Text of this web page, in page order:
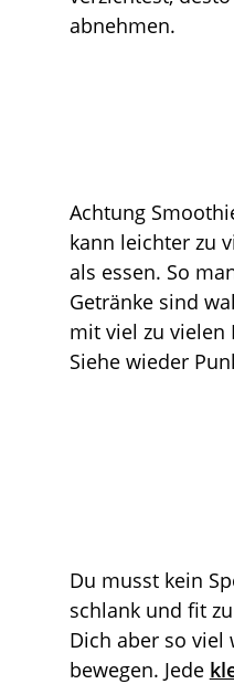
abnehmen.
Achtung
kann leichter zu
als essen. So
Getränke sind
mit viel zu vielen
Siehe wieder
Du musst kein
schlank und fit
Dich aber so viel
bewegen. Jede